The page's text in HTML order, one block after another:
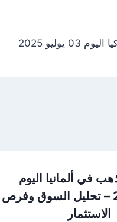
يوليو 2025
في ألمانيا اليوم
2/24/2026 – تحليل السوق وفرص
الاستثمار